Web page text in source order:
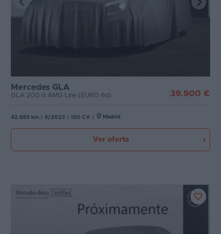
Mercedes GLA
GLA 200 d AMG Line (EURO 6d) 39.900 €
42.889 km 9/2023 150 CV Madrid
Ver oferta